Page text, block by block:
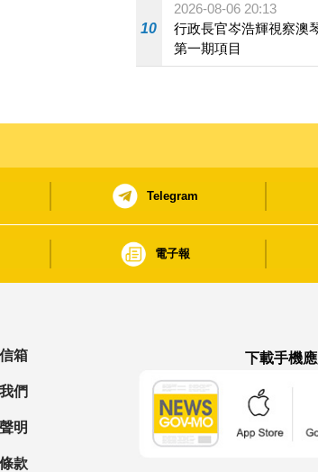
10
2026-08-06 20:13
行政長官岑浩輝視察澳
第一期項目
Telegram
電子報
箱
們
明
款
下載手機